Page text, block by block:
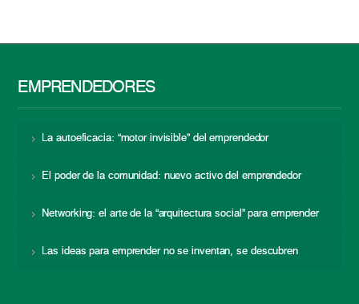
EMPRENDEDORES
La autoeficacia: “motor invisible” del emprendedor
El poder de la comunidad: nuevo activo del emprendedor
Networking: el arte de la “arquitectura social” para emprender
Las ideas para emprender no se inventan, se descubren